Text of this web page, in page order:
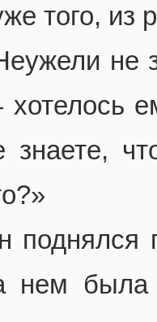
того, из
не
знаете,
поднялся
нем была